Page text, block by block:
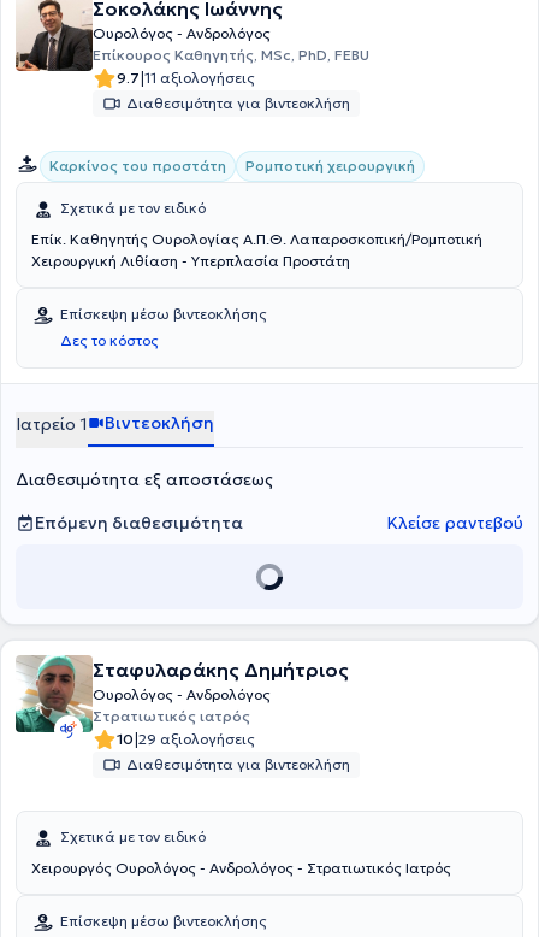
Σοκολάκης Ιωάννης
Ουρολόγος - Ανδρολόγος
Επίκουρος Καθηγητής, MSc, PhD, FEBU
9.7|11 αξιολογήσεις
Διαθεσιμότητα για βιντεοκλήση
Καρκίνος του προστάτη Ρομποτική χειρουργική
Σχετικά με τον ειδικό
Επίκ. Καθηγητής Ουρολογίας Α.Π.Θ. Λαπαροσκοπική/Ρομποτική
Χειρουργική Λιθίαση - Υπερπλασία Προστάτη
Επίσκεψη μέσω βιντεοκλήσης
Δες το κόστος
Ιατρείο 1 Βιντεοκλήση
Διαθεσιμότητα εξ αποστάσεως
Επόμενη διαθεσιμότητα
Κλείσε ραντεβού
Σταφυλαράκης Δημήτριος
Ουρολόγος - Ανδρολόγος
Στρατιωτικός ιατρός
10|29 αξιολογήσεις
Διαθεσιμότητα για βιντεοκλήση
Σχετικά με τον ειδικό
Χειρουργός Ουρολόγος - Ανδρολόγος - Στρατιωτικός Ιατρός
Επίσκεψη μέσω βιντεοκλήσης